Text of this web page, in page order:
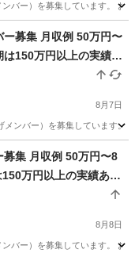
バー）を募集しています。
50万円〜
150万円以上の実績あ
円〜42000円
8月7日
ンバー）を募集しています
円〜8
万円以上の実績あり
円 1日2〜7件
円〜70,000円
8月8日
バー）を募集しています。